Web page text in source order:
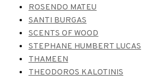
ROSENDO MATEU
SANTI BURGAS
SCENTS OF WOOD
STEPHANE HUMBERT LUCAS
THAMEEN
THEODOROS KALOTINIS